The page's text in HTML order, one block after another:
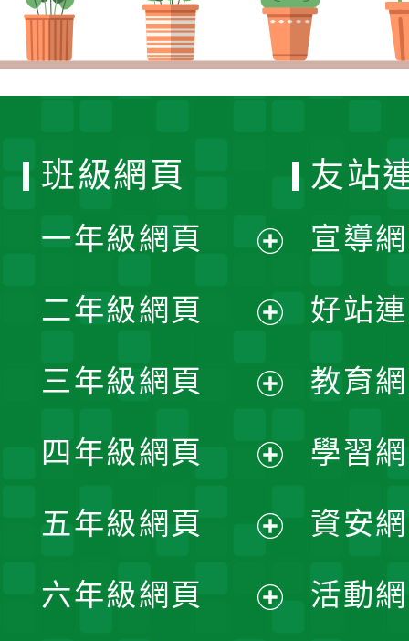
班級網頁
一年級網頁
開
選
單
二年級網頁
開
選
單
三年級網頁
開
選
單
四年級網頁
開
選
五年級網頁
開
六年級網頁
友站
宣導
好站
教育
學習
資安
活動